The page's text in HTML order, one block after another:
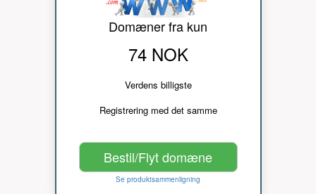
Domæner fra kun
74 NOK
Verdens billigste
Registrering med det samme
Bestil/Flyt domæne
Se produktsammenligning